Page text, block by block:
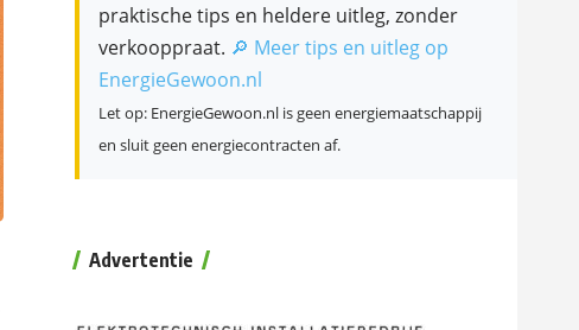
praktische tips en heldere uitleg, zonder
verkooppraat. 🔎 Meer tips en uitleg op
EnergieGewoon.nl
Let op: EnergieGewoon.nl is geen energiemaatschappij
en sluit geen energiecontracten af.
Advertentie